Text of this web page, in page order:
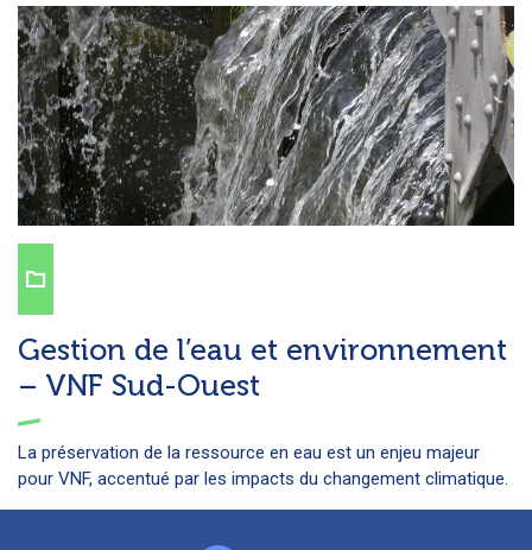
Gestion de l’eau et environnement
– VNF Sud-Ouest
La préservation de la ressource en eau est un enjeu majeur
pour VNF, accentué par les impacts du changement climatique.